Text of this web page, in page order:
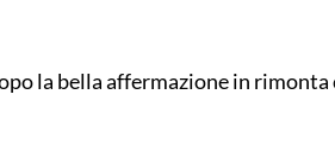
la bella affermazione in